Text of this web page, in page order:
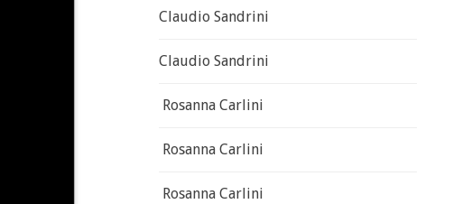
Claudio Sandrini
Claudio Sandrini
Rosanna Carlini
Rosanna Carlini
Rosanna Carlini